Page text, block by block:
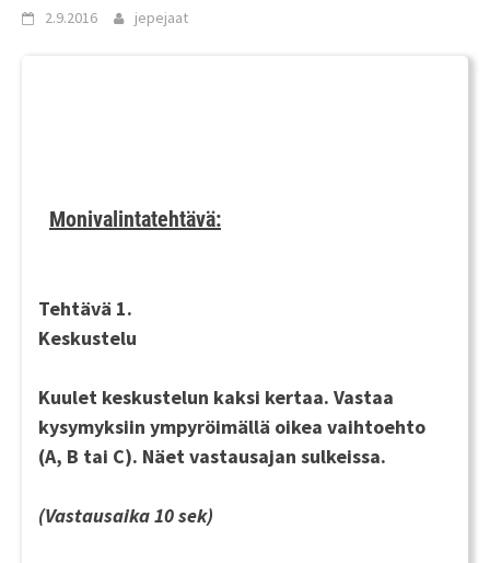
2.9.2016 jepejaat
Monivalintatehtävä:
Tehtävä 1.
Keskustelu
Kuulet keskustelun kaksi kertaa. Vastaa
kysymyksiin ympyröimällä oikea vaihtoehto
(A, B tai C). Näet vastausajan sulkeissa.
(Vastausaika 10 sek)